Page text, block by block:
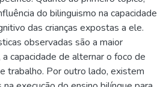
do bilinguismo na capacidade
das crianças expostas a ele.
observadas são a maior
capacidade de alternar o foco de
trabalho. Por outro lado, existem